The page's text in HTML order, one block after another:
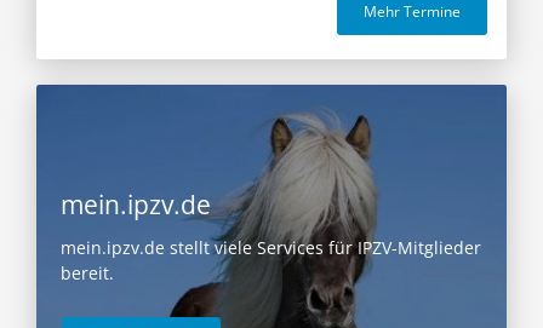
Mehr Termine
mein.ipzv.de
mein.ipzv.de stellt viele Services für IPZV-Mitglieder
bereit.